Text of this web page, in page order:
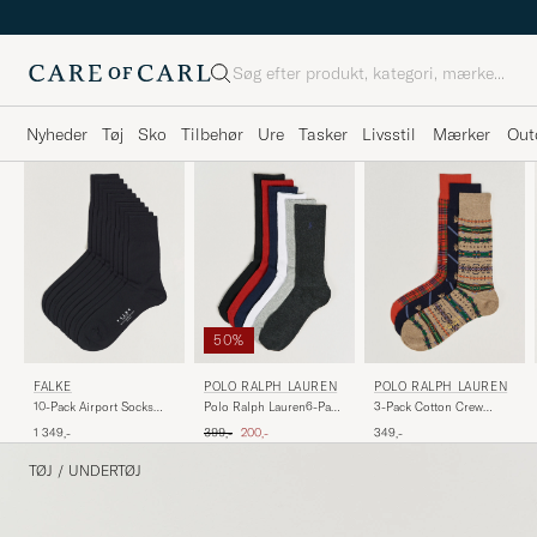
Søg
Nyheder Tøj Sko Tilbehør Ure Tasker Livsstil Mærker
FALKE
10-Pack Airport Socks
1 349,-
50%
POLO RALPH LAUREN
Polo Ralph Lauren6-Pack
Ordinary pris
399,- Nedsat pris
200,-
POLO RALPH LAUREN
3-Pack Cotton Crew
349,-
TØJ / UNDERTØJ